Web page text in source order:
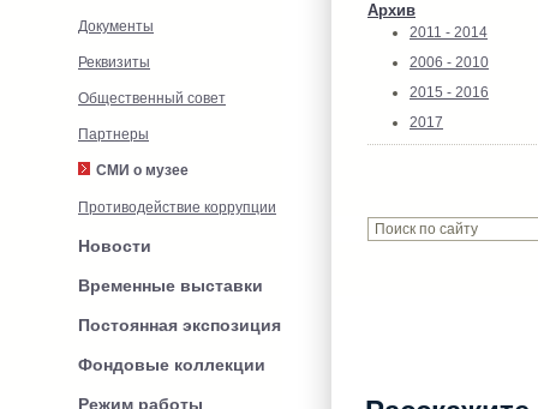
Документы
Реквизиты
Общественный совет
Партнеры
СМИ о музее
Противодействие коррупции
Новости
Временные выставки
Постоянная экспозиция
Фондовые коллекции
Режим работы
Архив
2011 - 2014
2006 - 2010
2015 - 2016
2017